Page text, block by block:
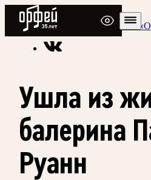
Радио Орфей
Радио классической музыки
Ушла из
балерина
Руанн